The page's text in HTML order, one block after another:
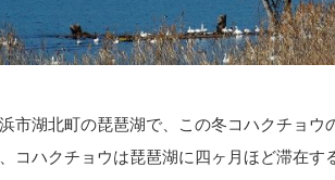
市湖北町の琵琶湖で、この冬コハクチョ
コハクチョウは琵琶湖に四ヶ月ほど滞在